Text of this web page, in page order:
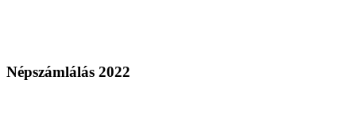
Népszámlálás 2022